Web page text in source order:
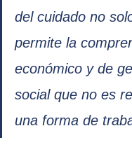
del cuidado no
permite la
económico y de
social que no es
una forma de